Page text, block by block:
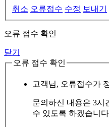
취소 오류접수 수정 보내기
오류 접수 확인
닫기
오류 접수 확인
고객님, 오류접수가
문의하신 내용은 3시
수 있도록 하겠습니